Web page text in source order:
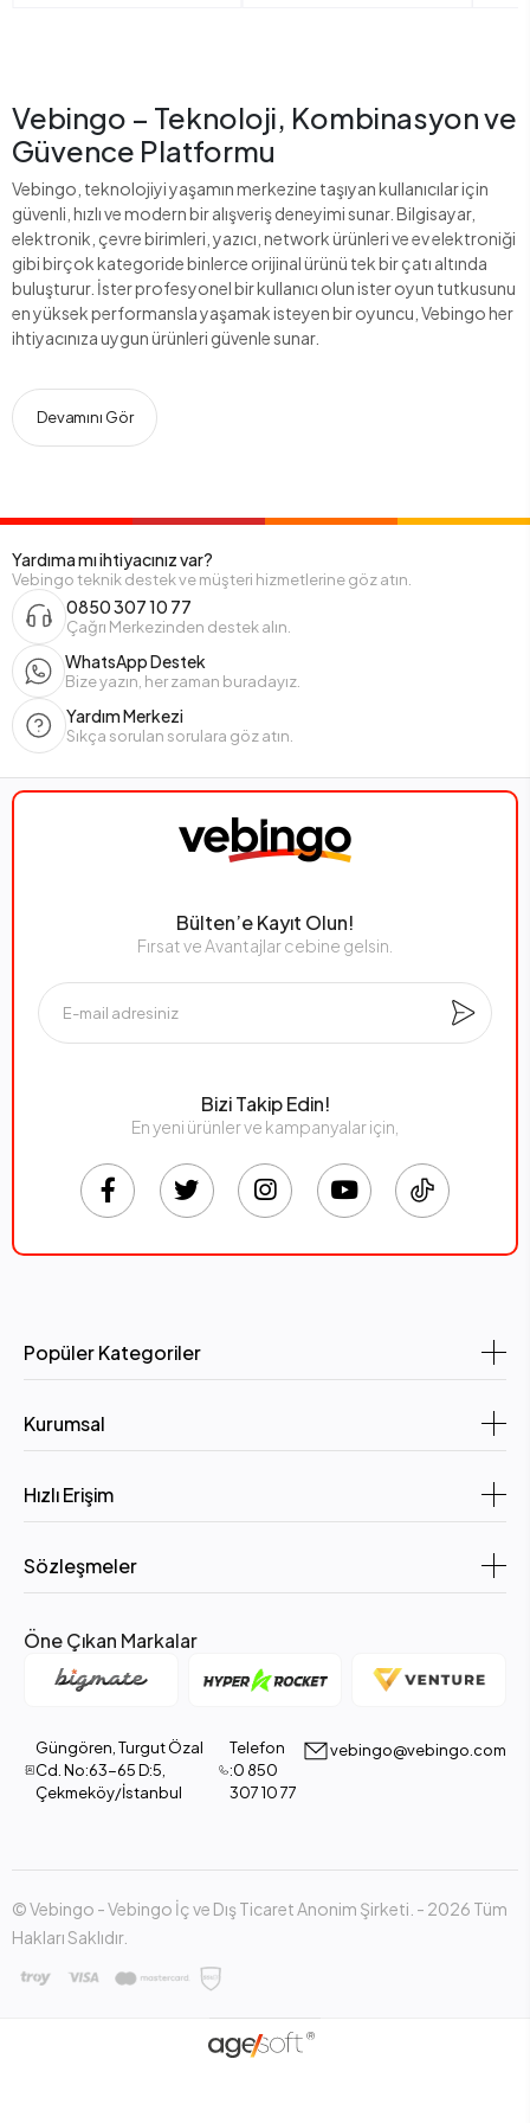
Vebingo – Teknoloji, Kombinasyon ve
Güvence Platformu
Vebingo, teknolojiyi yaşamın merkezine taşıyan kullanıcılar için
güvenli, hızlı ve modern bir alışveriş deneyimi sunar. Bilgisayar,
elektronik, çevre birimleri, yazıcı, network ürünleri ve ev elektroniği
gibi birçok kategoride binlerce orijinal ürünü tek bir çatı altında
buluşturur. İster profesyonel bir kullanıcı olun ister oyun tutkusunu
en yüksek performansla yaşamak isteyen bir oyuncu, Vebingo her
ihtiyacınıza uygun ürünleri güvenle sunar.
Devamını Gör
Yardıma mı ihtiyacınız var?
Vebingo teknik destek ve müşteri hizmetlerine göz atın.
0850 307 10 77
Çağrı Merkezinden destek alın.
WhatsApp Destek
Bize yazın, her zaman buradayız.
Yardım Merkezi
Sıkça sorulan sorulara göz atın.
Bülten’e Kayıt Olun!
Fırsat ve Avantajlar cebine gelsin.
Bizi Takip Edin!
En yeni ürünler ve kampanyalar için,
Popüler Kategoriler
Kurumsal
Hızlı Erişim
Sözleşmeler
Öne Çıkan Markalar
Güngören, Turgut Özal
Cd. No:63-65 D:5,
Çekmeköy/İstanbul
Telefon
:0 850
307 10 77
vebingo@vebingo.com
© Vebingo - Vebingo İç ve Dış Ticaret Anonim Şirketi. - 2026 Tüm
Hakları Saklıdır.